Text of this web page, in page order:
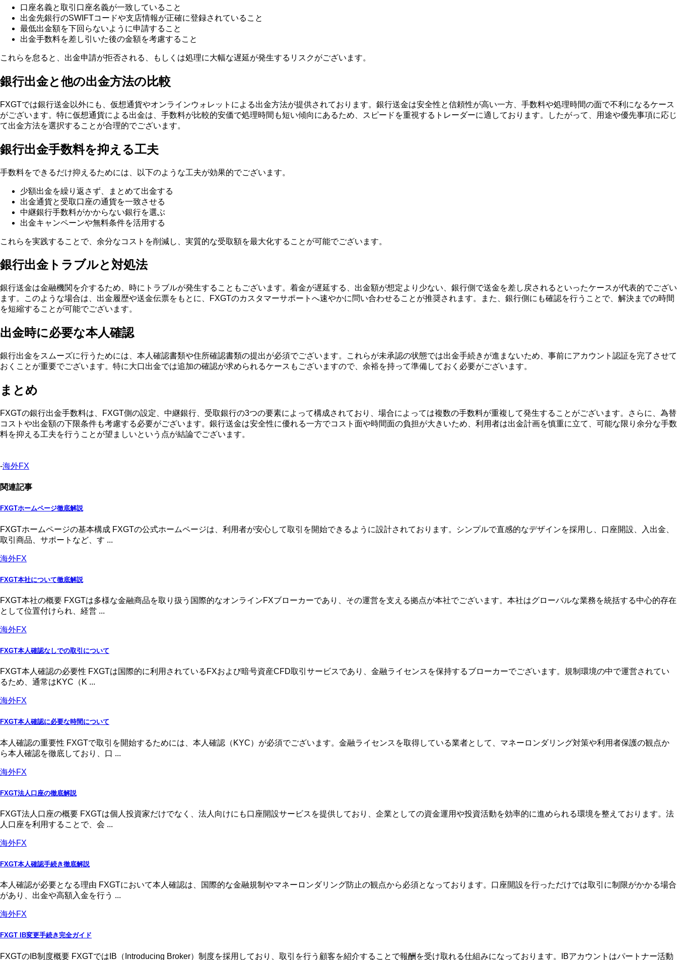
口座名義と取引口座名義が一致していること
出金先銀行のSWIFTコードや支店情報が正確に登録されていること
最低出金額を下回らないように申請すること
出金手数料を差し引いた後の金額を考慮すること
これらを怠ると、出金申請が拒否される、もしくは処理に大幅な遅延が発生するリスクがございます。
銀行出金と他の出金方法の比較
FXGTでは銀行送金以外にも、仮想通貨やオンラインウォレットによる出金方法が提供されております。銀行送金は安全性と信頼性が高い一方、手数料や処理時間の面で不利になるケース
がございます。特に仮想通貨による出金は、手数料が比較的安価で処理時間も短い傾向にあるため、スピードを重視するトレーダーに適しております。したがって、用途や優先事項に応じ
て出金方法を選択することが合理的でございます。
銀行出金手数料を抑える工夫
手数料をできるだけ抑えるためには、以下のような工夫が効果的でございます。
少額出金を繰り返さず、まとめて出金する
出金通貨と受取口座の通貨を一致させる
中継銀行手数料がかからない銀行を選ぶ
出金キャンペーンや無料条件を活用する
これらを実践することで、余分なコストを削減し、実質的な受取額を最大化することが可能でございます。
銀行出金トラブルと対処法
銀行送金は金融機関を介するため、時にトラブルが発生することもございます。着金が遅延する、出金額が想定より少ない、銀行側で送金を差し戻されるといったケースが代表的でござい
ます。このような場合は、出金履歴や送金伝票をもとに、FXGTのカスタマーサポートへ速やかに問い合わせることが推奨されます。また、銀行側にも確認を行うことで、解決までの時間
を短縮することが可能でございます。
出金時に必要な本人確認
銀行出金をスムーズに行うためには、本人確認書類や住所確認書類の提出が必須でございます。これらが未承認の状態では出金手続きが進まないため、事前にアカウント認証を完了させて
おくことが重要でございます。特に大口出金では追加の確認が求められるケースもございますので、余裕を持って準備しておく必要がございます。
まとめ
FXGTの銀行出金手数料は、FXGT側の設定、中継銀行、受取銀行の3つの要素によって構成されており、場合によっては複数の手数料が重複して発生することがございます。さらに、為替
コストや出金額の下限条件も考慮する必要がございます。銀行送金は安全性に優れる一方でコスト面や時間面の負担が大きいため、利用者は出金計画を慎重に立て、可能な限り余分な手数
料を抑える工夫を行うことが望ましいという点が結論でございます。
-海外FX
関連記事
FXGTホームページ徹底解説
FXGTホームページの基本構成 FXGTの公式ホームページは、利用者が安心して取引を開始できるように設計されております。シンプルで直感的なデザインを採用し、口座開設、入出金、
取引商品、サポートなど、す ...
海外FX
FXGT本社について徹底解説
FXGT本社の概要 FXGTは多様な金融商品を取り扱う国際的なオンラインFXブローカーであり、その運営を支える拠点が本社でございます。本社はグローバルな業務を統括する中心的存在
として位置付けられ、経営 ...
海外FX
FXGT本人確認なしでの取引について
FXGT本人確認の必要性 FXGTは国際的に利用されているFXおよび暗号資産CFD取引サービスであり、金融ライセンスを保持するブローカーでございます。規制環境の中で運営されてい
るため、通常はKYC（K ...
海外FX
FXGT本人確認に必要な時間について
本人確認の重要性 FXGTで取引を開始するためには、本人確認（KYC）が必須でございます。金融ライセンスを取得している業者として、マネーロンダリング対策や利用者保護の観点か
ら本人確認を徹底しており、口 ...
海外FX
FXGT法人口座の徹底解説
FXGT法人口座の概要 FXGTは個人投資家だけでなく、法人向けにも口座開設サービスを提供しており、企業としての資金運用や投資活動を効率的に進められる環境を整えております。法
人口座を利用することで、会 ...
海外FX
FXGT本人確認手続き徹底解説
本人確認が必要となる理由 FXGTにおいて本人確認は、国際的な金融規制やマネーロンダリング防止の観点から必須となっております。口座開設を行っただけでは取引に制限がかかる場合
があり、出金や高額入金を行う ...
海外FX
FXGT IB変更手続き完全ガイド
FXGTのIB制度概要 FXGTではIB（Introducing Broker）制度を採用しており、取引を行う顧客を紹介することで報酬を受け取れる仕組みになっております。IBアカウントはパートナー活動